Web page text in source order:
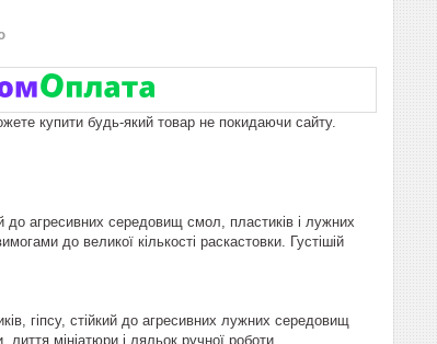
купити будь-який товар не покидаючи сайту.
до агресивних середовищ смол, пластиків і лужних
до великої кількості раскастовки. Густішій
гіпсу, стійкий до агресивних лужних середовищ
мініатюри і ляльок ручної роботи.